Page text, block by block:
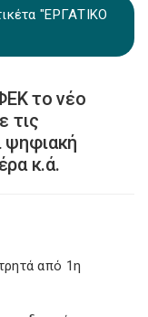
"ΕΡΓΑΤΙΚΟ
το νέο
τις
ψηφιακή
κ.ά.
από 1η